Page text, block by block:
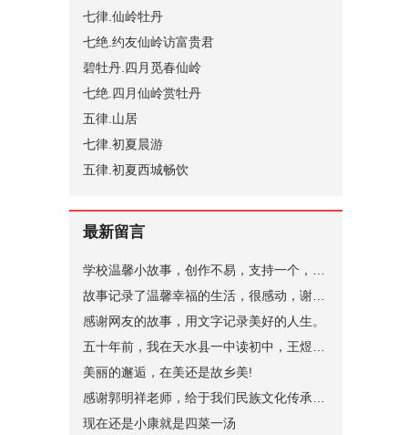
七律.仙岭牡丹
七绝.约友仙岭访富贵君
碧牡丹.四月觅春仙岭
七绝.四月仙岭赏牡丹
五律.山居
七律.初夏晨游
五律.初夏西城畅饮
最新留言
感谢网友的故事，用文字记录美好的人生。
美丽的邂逅，在美还是故乡美!
现在还是小康就是四菜一汤